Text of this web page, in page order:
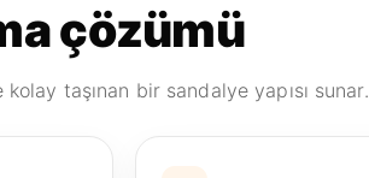
çözümü
taşınan bir sandalye yapısı sunar.